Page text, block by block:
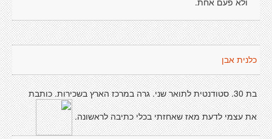
כלנית אבן
בת 30. סטודנטית לתואר שני. גרה במרכז הארץ בשכירות. כותבת
את עצמי לדעת מאז שאחזתי בכלי כתיבה לראשונה.